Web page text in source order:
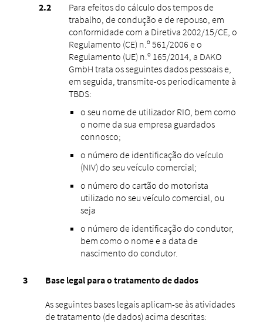
Para efeitos do cálculo dos tempos de
trabalho, de condução e de repouso, em
conformidade com a Diretiva 2002/15/CE, o
Regulamento (CE) n.º 561/2006 e o
Regulamento (UE) n.º 165/2014, a DAKO
GmbH trata os seguintes dados pessoais e,
em seguida, transmite-os periodicamente à
TBDS:
o seu nome de utilizador RIO, bem como
o nome da sua empresa guardados
connosco;
o número de identificação do veículo
(NIV) do seu veículo comercial;
o número do cartão do motorista
utilizado no seu veículo comercial, ou
seja
o número de identificação do condutor,
bem como o nome e a data de
nascimento do condutor.
Base legal para o tratamento de dados
As seguintes bases legais aplicam-se às atividades
de tratamento (de dados) acima descritas: